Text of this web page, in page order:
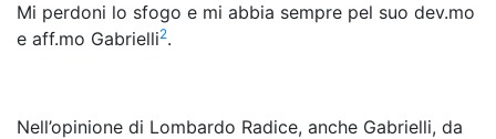
Mi perdoni lo sfogo e mi abbia sempre pel suo dev.mo
e aff.mo Gabrielli2.
Nell’opinione di Lombardo Radice, anche Gabrielli, da